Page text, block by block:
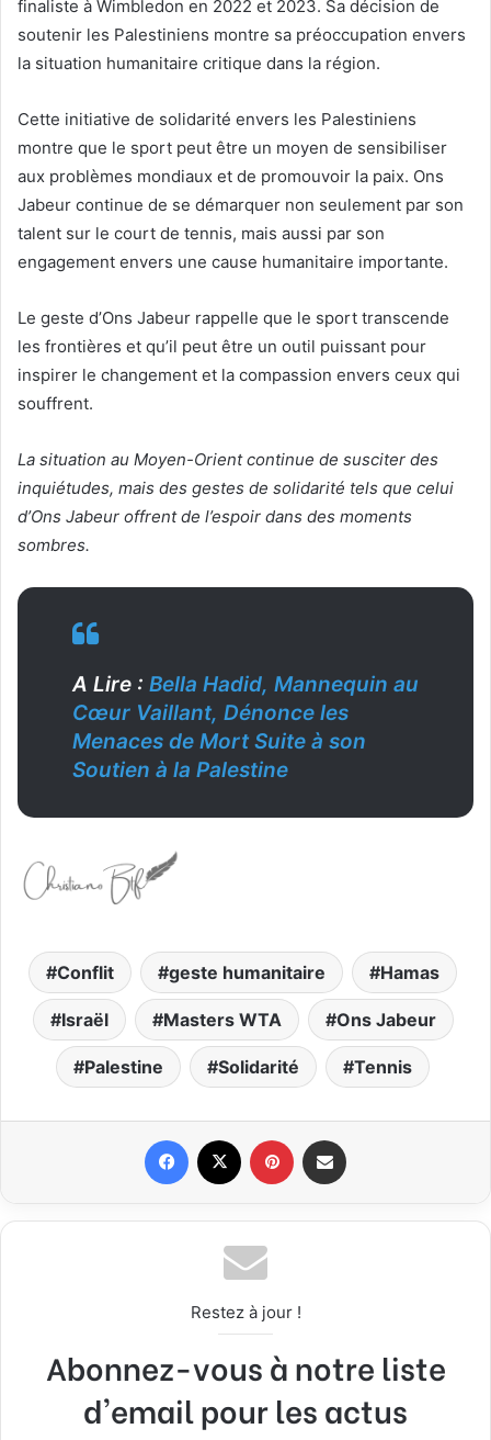
finaliste à Wimbledon en 2022 et 2023. Sa décision de
soutenir les Palestiniens montre sa préoccupation envers
la situation humanitaire critique dans la région.
Cette initiative de solidarité envers les Palestiniens
montre que le sport peut être un moyen de sensibiliser
aux problèmes mondiaux et de promouvoir la paix. Ons
Jabeur continue de se démarquer non seulement par son
talent sur le court de tennis, mais aussi par son
engagement envers une cause humanitaire importante.
Le geste d’Ons Jabeur rappelle que le sport transcende
les frontières et qu’il peut être un outil puissant pour
inspirer le changement et la compassion envers ceux qui
souffrent.
La situation au Moyen-Orient continue de susciter des
inquiétudes, mais des gestes de solidarité tels que celui
d’Ons Jabeur offrent de l’espoir dans des moments
sombres.
A Lire : Bella Hadid, Mannequin au
Cœur Vaillant, Dénonce les
Menaces de Mort Suite à son
Soutien à la Palestine
Conflit geste humanitaire Hamas
Israël Masters WTA Ons Jabeur
Palestine Solidarité Tennis
Restez à jour !
Abonnez-vous à notre liste
d'email pour les actus